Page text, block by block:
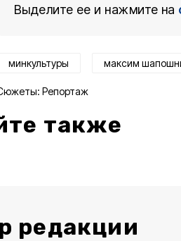
Выделите ее и нажмите на
минкультуры максим
Репортаж
также
редакции